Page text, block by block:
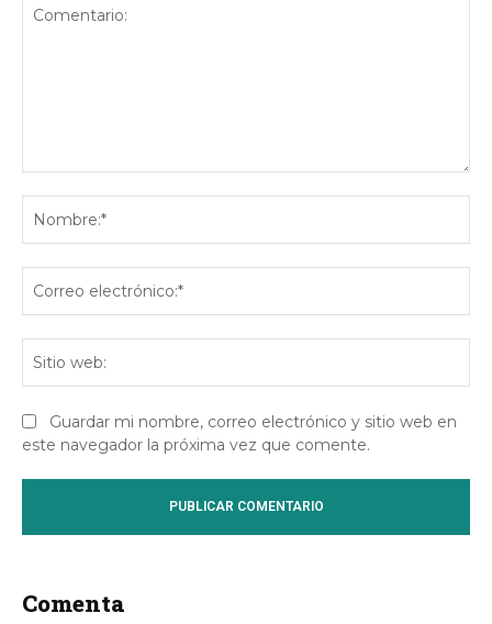
Guardar mi nombre, correo electrónico y sitio web en
este navegador la próxima vez que comente.
Comenta